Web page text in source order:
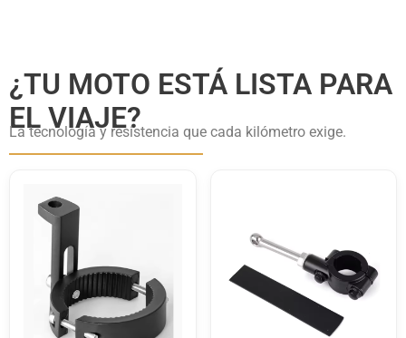
¿TU MOTO ESTÁ LISTA PARA
EL VIAJE?
La tecnología y resistencia que cada kilómetro exige.